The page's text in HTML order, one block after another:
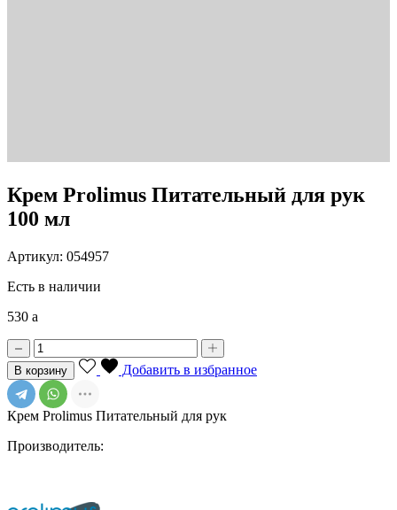
Крем Prolimus Питательный для рук
100 мл
Артикул: 054957
Есть в наличии
530 a
В корзину Добавить в избранное
Крем Prolimus Питательный для рук
Производитель: